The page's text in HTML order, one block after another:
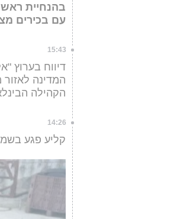
בהנחיית
עם בכירים
15:43
דיווח בערוץ
המדינה
הקהילה
14:26
קליע פגע